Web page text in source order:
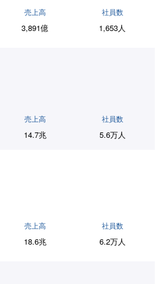
売上高
3,891億
社員数
1,653人
売上高
14.7兆
社員数
5.6万人
売上高
18.6兆
社員数
6.2万人